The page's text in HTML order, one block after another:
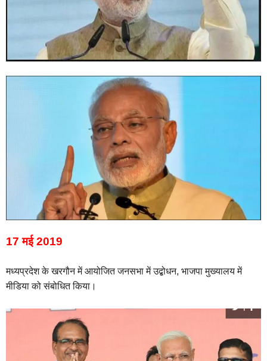
17 मई 2019
मध्यप्रदेश के खरगौन में आयोजित जनसभा में उद्बोधन, भाजपा मुख्यालय में
मीडिया को संबोधित किया।